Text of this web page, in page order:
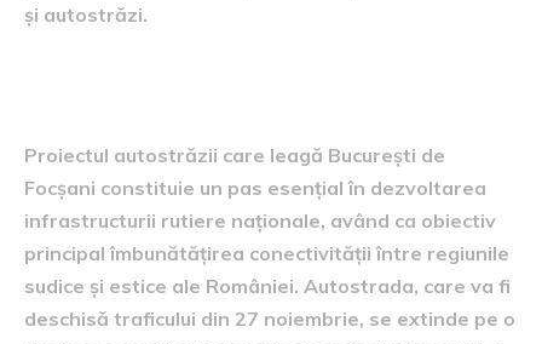
și autostrăzi.
Proiectul autostrăzii care leagă București de
Focșani constituie un pas esențial în dezvoltarea
infrastructurii rutiere naționale, având ca obiectiv
principal îmbunătățirea conectivității între regiunile
sudice și estice ale României. Autostrada, care va fi
deschisă traficului din 27 noiembrie, se extinde pe o